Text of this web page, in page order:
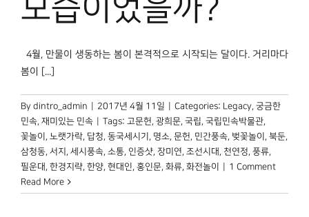
모습이었을까?
4월, 만물이 생동하는 봄이 본격적으로 시작되는 달이다. 거리마다
봄이 [...]
By dintro_admin 2017년 4월 11일 Categories: Legacy, 궁금한
민속, 재미있는 민속 Tags: 고문헌, 광희문, 국립, 국립민속박물관,
꽃놀이 , 노랫가락, 답청, 동국세시기 , 명소, 문헌, 민간풍속, 벚꽃놀이 , 북둔,
삼청동, 서지 , 세시풍속, 소통, 인증샷, 장미연, 조선시대 , 천연정, 풍류,
필운대 , 한경지략, 한양, 현대인, 홍인문, 화류, 화전놀이
1 Comment
Read More